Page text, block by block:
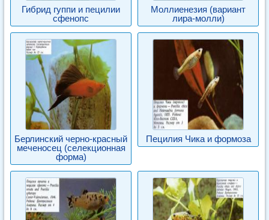
Гибрид гуппи и пецилии
сфенопс
Моллиенезия (вариант
лира-молли)
Берлинский черно-красный
меченосец (селекционная
форма)
Пецилия Чика и формоза